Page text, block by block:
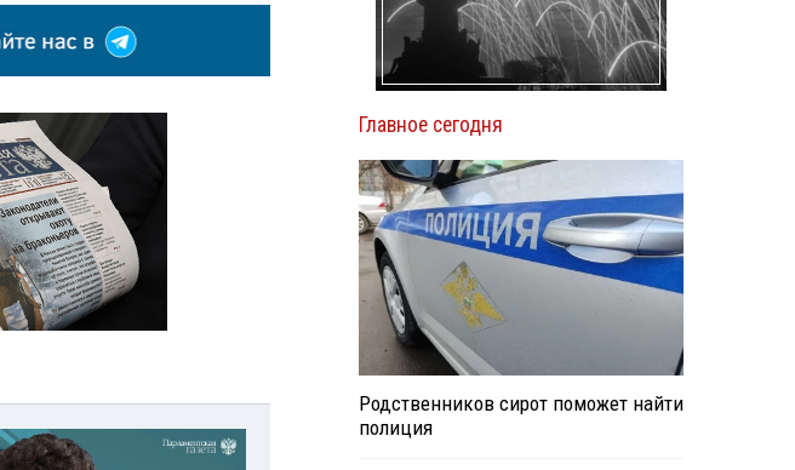
Главное сегодня
Родственников сирот поможет найти
полиция